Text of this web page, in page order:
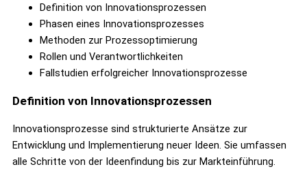
Definition von Innovationsprozessen
Phasen eines Innovationsprozesses
Methoden zur Prozessoptimierung
Rollen und Verantwortlichkeiten
Fallstudien erfolgreicher Innovationsprozesse
Definition von Innovationsprozessen
Innovationsprozesse sind strukturierte Ansätze zur
Entwicklung und Implementierung neuer Ideen. Sie umfassen
alle Schritte von der Ideenfindung bis zur Markteinführung.